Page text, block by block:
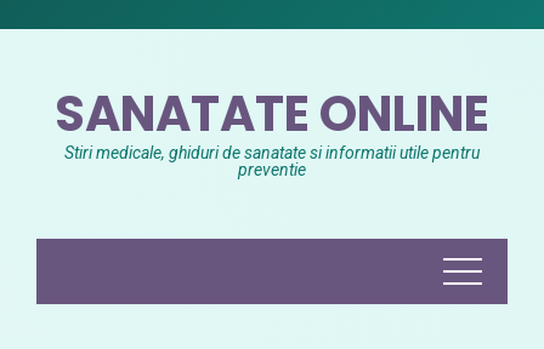
SANATATE ONLINE
Stiri medicale, ghiduri de sanatate si informatii utile pentru
preventie